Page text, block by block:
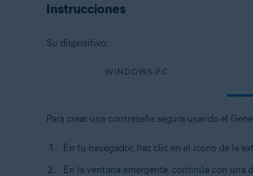
Instrucciones
Su dispositivo:
WINDOWS PC
Para crear una contraseña segura usando el
En tu navegador, haz clic en el icono de la
En la ventana emergente, continúa con una